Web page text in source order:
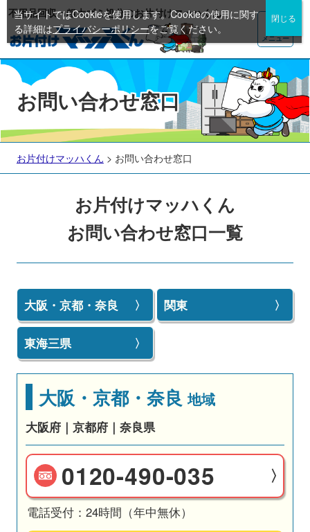
不用品回収・粗大ゴミ処分のお片付けマッハくん
メニュー
お問い合わせ窓口
お片付けマッハくん > お問い合わせ窓口
お片付けマッハくん
お問い合わせ窓口一覧
大阪・京都・奈良 関東
東海三県
大阪・京都・奈良地域
大阪府｜京都府｜奈良県
0120-490-035
電話受付：24時間（年中無休）
当サイトではCookieを使用します。Cookieの使用に関す
る詳細はプライバシーポリシーをご覧ください。